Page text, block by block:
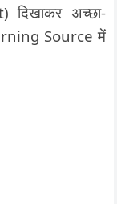
दिखाकर अच्छा-
Source में